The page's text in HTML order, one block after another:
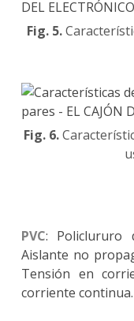
Fig. 5.
Fig. 6.
PVC: Policlururo
Aislante no
Tensión en
corriente continua.